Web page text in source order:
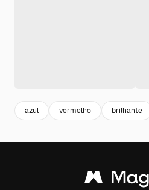
azul vermelho brilhante